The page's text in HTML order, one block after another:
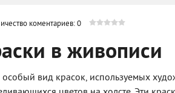
коментариев: 0
в живописи
вид красок, используемых